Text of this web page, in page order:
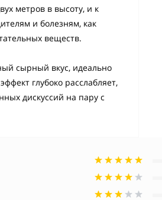
метров в высоту, и к
и болезням, как
веществ.
сырный вкус, идеально
глубоко расслабляет,
дискуссий на пару с